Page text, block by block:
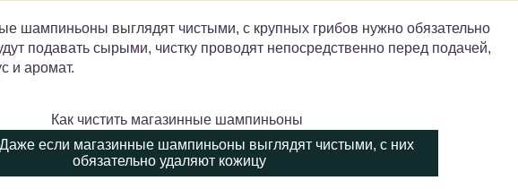
шампиньоны выглядят чистыми, с крупных грибов нужно обязательно
подавать сырыми, чистку проводят непосредственно перед подачей,
и аромат.
если магазинные шампиньоны выглядят чистыми, с них
обязательно удаляют кожицу